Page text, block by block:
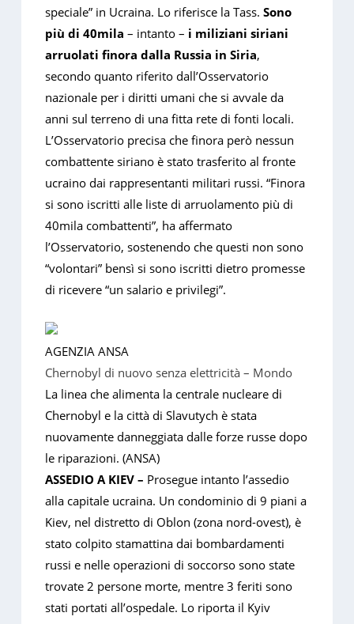
speciale” in Ucraina. Lo riferisce la Tass.Sono
più di 40mila– intanto – i miliziani siriani
arruolati finora dalla Russia in Siria,
secondo quanto riferito dall’Osservatorio
nazionale per i diritti umani che si avvale da
anni sul terreno di una fitta rete di fonti locali.
L’Osservatorio precisa che finora però nessun
combattente siriano è stato trasferito al fronte
ucraino dai rappresentanti militari russi. “Finora
si sono iscritti alle liste di arruolamento più di
40mila combattenti”, ha affermato
l’Osservatorio, sostenendo che questi non sono
“volontari” bensì si sono iscritti dietro promesse
di ricevere “un salario e privilegi”.
AGENZIA ANSA
Chernobyl di nuovo senza elettricità – Mondo
La linea che alimenta la centrale nucleare di
Chernobyl e la città di Slavutych è stata
nuovamente danneggiata dalle forze russe dopo
le riparazioni. (ANSA)
ASSEDIO A KIEV – Prosegue intanto l’assedio
alla capitale ucraina. Un condominio di 9 piani a
Kiev, nel distretto di Oblon (zona nord-ovest), è
stato colpito stamattina dai bombardamenti
russi e nelle operazioni di soccorso sono state
trovate 2 persone morte, mentre 3 feriti sono
stati portati all’ospedale. Lo riporta il Kyiv